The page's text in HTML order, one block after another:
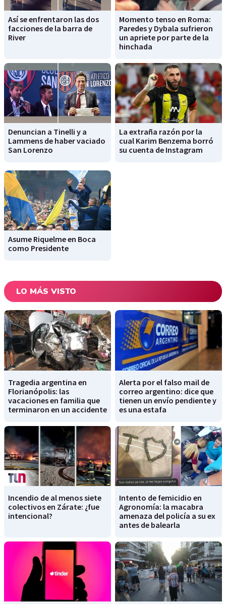
Así se enfrentaron las dos
facciones de la barra de
River
Momento tenso en Roma:
Paredes y Dybala sufrieron
un apriete por parte de la
hinchada
Denuncian a Tinelli y a
Lammens de haber vaciado
San Lorenzo
La extraña razón por la
cual Karim Benzema borró
su cuenta de Instagram
Asume Riquelme en Boca
como Presidente
LO MÁS VISTO
Tragedia argentina en
Florianópolis: las
vacaciones en familia que
terminaron en un accidente
Alerta por el falso mail de
correo argentino: dice que
tienen un envío pendiente y
es una estafa
Incendio de al menos siete
colectivos en Zárate: ¿fue
intencional?
Intento de femicidio en
Agronomía: la macabra
amenaza del policía a su ex
antes de balearla